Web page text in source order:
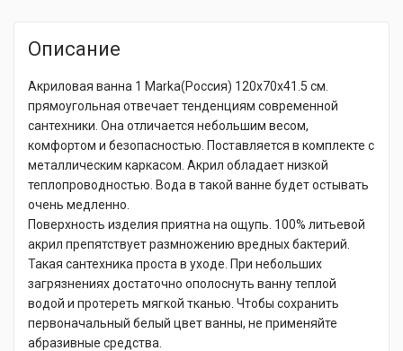
Описание
Акриловая ванна 1 Marka(Россия) 120x70x41.5 см.
прямоугольная отвечает тенденциям современной
сантехники. Она отличается небольшим весом,
комфортом и безопасностью. Поставляется в комплекте с
металлическим каркасом. Акрил обладает низкой
теплопроводностью. Вода в такой ванне будет остывать
очень медленно.
Поверхность изделия приятна на ощупь. 100% литьевой
акрил препятствует размножению вредных бактерий.
Такая сантехника проста в уходе. При небольших
загрязнениях достаточно ополоснуть ванну теплой
водой и протереть мягкой тканью. Чтобы сохранить
первоначальный белый цвет ванны, не применяйте
абразивные средства.